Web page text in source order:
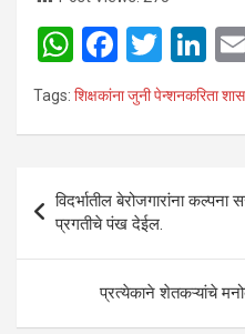
W
h
A
p
p
F
a
ce
o
o
k
T
wi
Li
n
n
Tags: शिक्षकांना जुनी पेन्शनकरिता
Post
navigation
विदर्भातील बेरोजगारांना कल्पना
प्रगतीचे पंख देईल.
प्रत्येकाने शेतकऱ्यांचे